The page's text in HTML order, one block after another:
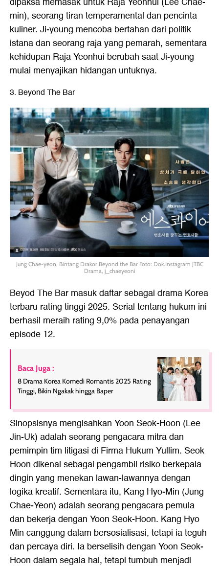
min), seorang tiran temperamental dan pencinta
kuliner. Ji-young mencoba bertahan dari politik
istana dan seorang raja yang pemarah, sementara
kehidupan Raja Yeonhui berubah saat Ji-young
mulai menyajikan hidangan untuknya.
3. Beyond The Bar
Jung Chae-yeon, Bintang Drakor Beyond the Bar Foto: Dok.Instagram JTBC
Drama, j_chaeyeoni
Beyod The Bar masuk daftar sebagai drama Korea
terbaru rating tinggi 2025. Serial tentang hukum ini
berhasil meraih rating 9,0% pada penayangan
episode 12.
Baca Juga :
8 Drama Korea Komedi Romantis 2025 Rating
Tinggi, Bikin Ngakak hingga Baper
Sinopsisnya mengisahkan Yoon Seok-Hoon (Lee
Jin-Uk) adalah seorang pengacara mitra dan
pemimpin tim litigasi di Firma Hukum Yullim. Seok
Hoon dikenal sebagai pengambil risiko berkepala
dingin yang menekan lawan-lawannya dengan
logika kreatif. Sementara itu, Kang Hyo-Min (Jung
Chae-Yeon) adalah seorang pengacara pemula
dan bekerja dengan Yoon Seok-Hoon. Kang Hyo
Min canggung dalam bersosialisasi, tetapi ia teguh
dan percaya diri. Ia berselisih dengan Yoon Seok-
Hoon dalam segala hal, tetapi tumbuh menjadi